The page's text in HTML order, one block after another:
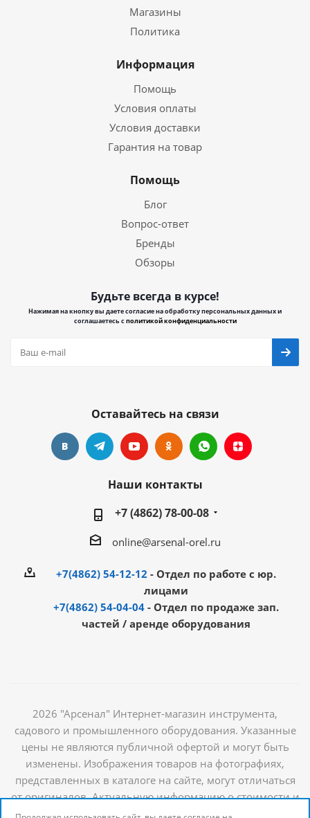
Магазины
Политика
Информация
Помощь
Условия оплаты
Условия доставки
Гарантия на товар
Помощь
Блог
Вопрос-ответ
Бренды
Обзоры
Будьте всегда в курсе!
Нажимая на кнопку вы даете согласие на обработку персональных данных и
соглашаетесь сполитикой конфиденциальности
Оставайтесь на связи
Наши контакты
+7 (4862) 78-00-08
online@arsenal-orel.ru
+7(4862) 54-12-12 - Отдел по работе с юр.
лицами
+7(4862) 54-04-04 - Отдел по продаже зап.
частей / аренде оборудования
2026 "Арсенал" Интернет-магазин инструмента,
садового и промышленного оборудования. Указанные
цены не являются публичной офертой и могут быть
изменены. Изображения товаров на фотографиях,
представленных в каталоге на сайте, могут отличаться
от оригиналов. Актуальную информацию о стоимости и
наличии товаров можно получить у наших